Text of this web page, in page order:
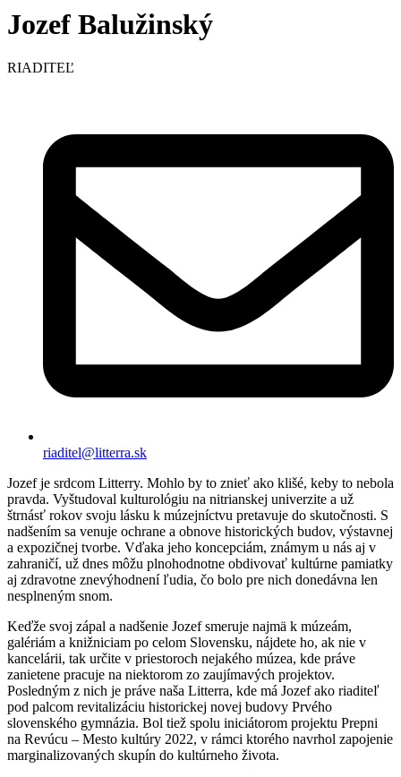
Jozef Balužinský
RIADITEĽ
riaditel@litterra.sk
Jozef je srdcom Litterry. Mohlo by to znieť ako klišé, keby to nebola
pravda. Vyštudoval kulturológiu na nitrianskej univerzite a už
štrnásť rokov svoju lásku k múzejníctvu pretavuje do skutočnosti. S
nadšením sa venuje ochrane a obnove historických budov, výstavnej
a expozičnej tvorbe. Vďaka jeho koncepciám, známym u nás aj v
zahraničí, už dnes môžu plnohodnotne obdivovať kultúrne pamiatky
aj zdravotne znevýhodnení ľudia, čo bolo pre nich donedávna len
nesplneným snom.
Keďže svoj zápal a nadšenie Jozef smeruje najmä k múzeám,
galériám a knižniciam po celom Slovensku, nájdete ho, ak nie v
kancelárii, tak určite v priestoroch nejakého múzea, kde práve
zanietene pracuje na niektorom zo zaujímavých projektov.
Posledným z nich je práve naša Litterra, kde má Jozef ako riaditeľ
pod palcom revitalizáciu historickej novej budovy Prvého
slovenského gymnázia. Bol tiež spolu iniciátorom projektu Prepni
na Revúcu – Mesto kultúry 2022, v rámci ktorého navrhol zapojenie
marginalizovaných skupín do kultúrneho života.